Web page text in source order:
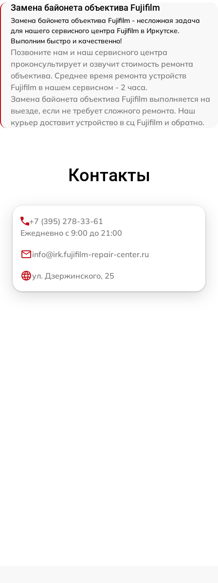
Замена байонета объектива Fujifilm
Замена байонета объектива Fujifilm - несложная задача
для нашего сервисного центра Fujifilm в Иркутске.
Выполним быстро и качественно!
Позвоните нам и наш сервисного центра
проконсультирует и озвучит стоимость ремонта
объектива. Среднее время ремонта устройств
Fujifilm в нашем сервисном - 2 часа.
Замена байонета объектива Fujifilm выполняется на
выезде, если не требует сложного ремонта. Наш
курьер доставит устройство в сц Fujifilm и обратно.
Контакты
+7 (395) 278-33-61
Ежедневно с 9:00 до 21:00
info@irk.fujifilm-repair-center.ru
ул. Дзержинского, 25